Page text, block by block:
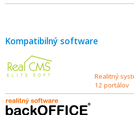
Kompatibilný software
Realitný
12 portálov